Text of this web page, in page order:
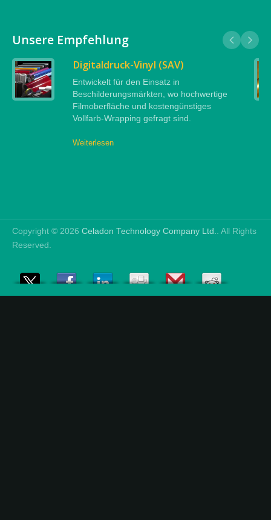
Unsere Empfehlung
Digitaldruck-Vinyl (SAV)
Entwickelt für den Einsatz in
Beschilderungsmärkten, wo hochwertige
Filmoberfläche und kostengünstiges
Vollfarb-Wrapping gefragt sind.
Weiterlesen
Copyright © 2026 Celadon Technology Company Ltd.
. All Rights
Reserved.